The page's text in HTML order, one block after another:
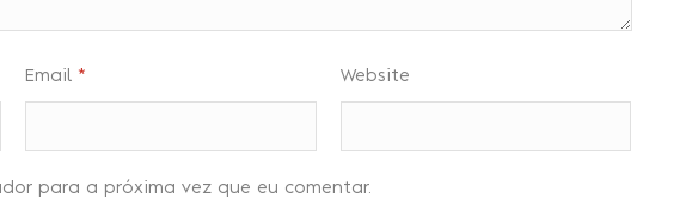
Email * Website
para a próxima vez que eu comentar.